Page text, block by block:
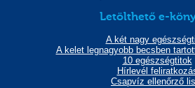
Letölthető e-
A két nagy
A kelet legnagyobb becsben
10 egészségtitok
Hírlevél
Csapvíz ellenőrző